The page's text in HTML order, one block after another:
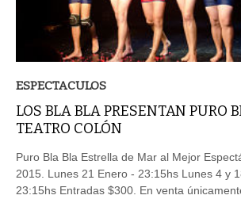
ESPECTACULOS
LOS BLA BLA PRESENTAN PURO
TEATRO COLÓN
Puro Bla Bla Estrella de Mar al Mejor
2015. Lunes 21 Enero - 23:15hs Lunes 4 y
23:15hs Entradas $300. En venta